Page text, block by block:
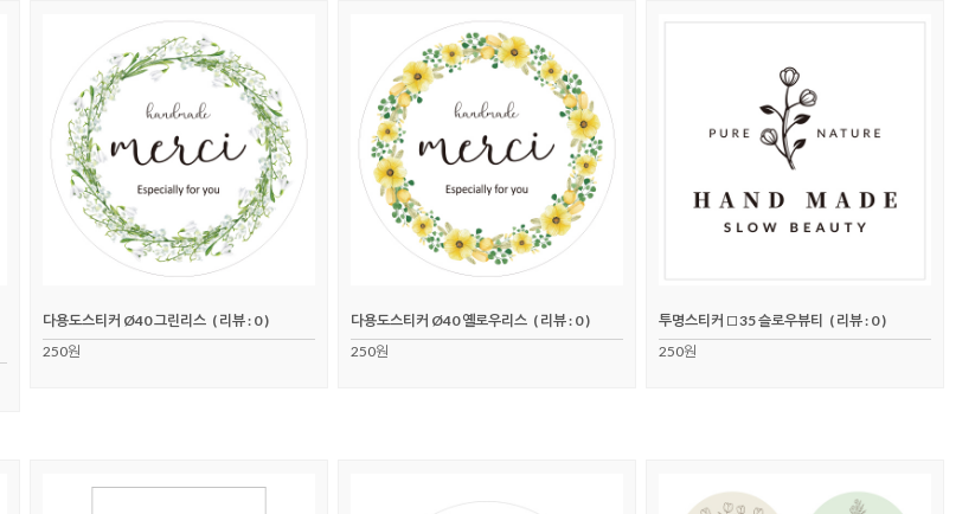
다용도스티커 Ø40 그린리스 ( 리뷰 : 0 )
250원
다용도스티커 Ø40 옐로우리스 ( 리뷰 : 0 )
250원
투명스티커 □35 슬로우뷰티 ( 리뷰 : 0 )
250원